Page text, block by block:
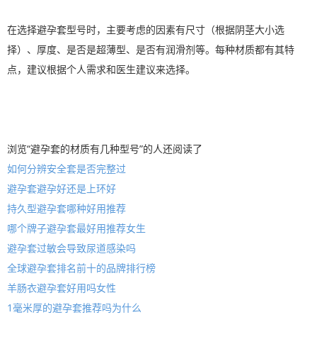
在选择避孕套型号时，主要考虑的因素有尺寸（根据阴茎大小选
择）、厚度、是否是超薄型、是否有润滑剂等。每种材质都有其特
点，建议根据个人需求和医生建议来选择。
浏览“避孕套的材质有几种型号”的人还阅读了
如何分辨安全套是否完整过
避孕套避孕好还是上环好
持久型避孕套哪种好用推荐
哪个牌子避孕套最好用推荐女生
避孕套过敏会导致尿道感染吗
全球避孕套排名前十的品牌排行榜
羊肠衣避孕套好用吗女性
1毫米厚的避孕套推荐吗为什么